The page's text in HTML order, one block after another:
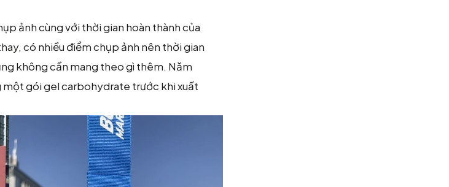
ảnh cùng với thời gian hoàn thành của
có nhiều điểm chụp ảnh nên thời gian
không cần mang theo gì thêm. Năm
một gói gel carbohydrate trước khi xuất